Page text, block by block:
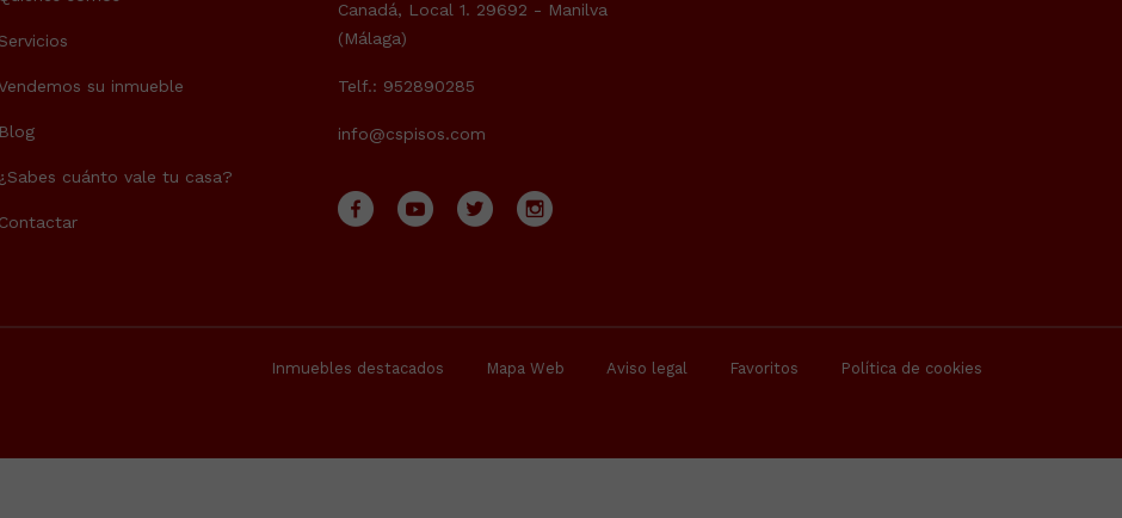
Servicios
su inmueble
Blog
¿Sabes cuánto vale tu casa?
Contactar
Canadá, Local 1. 29692 - Manilva
(Málaga)
Telf.: 952890285
info@cspisos.com
Inmuebles destacados Mapa Web Aviso legal Favoritos Política de cookies